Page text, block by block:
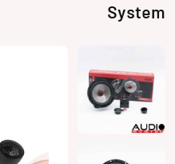
System